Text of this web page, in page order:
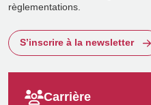
règlementations.
S’inscrire à la newsletter
Carrière